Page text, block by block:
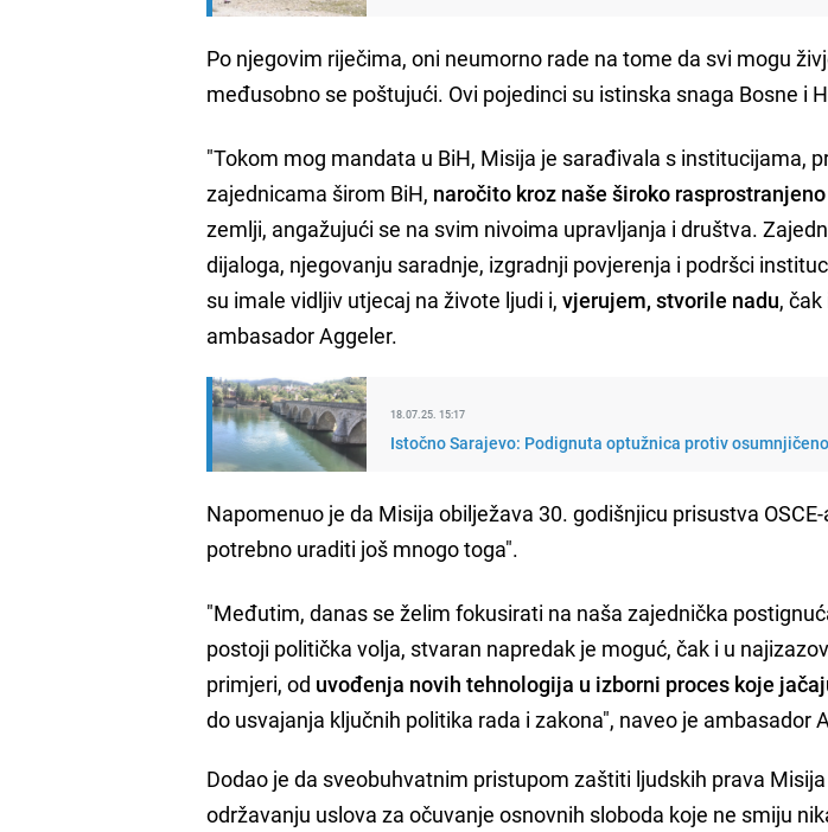
Po njegovim riječima, oni neumorno rade na tome da svi mogu
međusobno se poštujući. Ovi pojedinci su istinska snaga Bosne i
"Tokom mog mandata u BiH, Misija je sarađivala s institucijama,
zajednicama širom BiH, naročito kroz naše široko
zemlji, angažujući se na svim nivoima upravljanja i društva.
dijaloga, njegovanju saradnje, izgradnji povjerenja i podršci
su imale vidljiv utjecaj na živote ljudi i,vjerujem, stvorile nadu,
ambasador Aggeler.
18.07.25. 15:17
Istočno Sarajevo: Podignuta optužnica protiv
Napomenuo je da Misija obilježava 30. godišnjicu prisustva
potrebno uraditi još mnogo toga".
"Međutim, danas se želim fokusirati na naša zajednička
postoji politička volja, stvaran napredak je moguć, čak i u
primjeri, od uvođenja novih tehnologija u izborni proces koje
do usvajanja ključnih politika rada i zakona", naveo je ambasador
Dodao je da sveobuhvatnim pristupom zaštiti ljudskih prava
održavanju uslova za očuvanje osnovnih sloboda koje ne smiju